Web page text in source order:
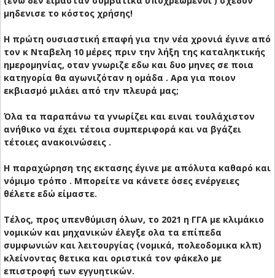
μηδενισε το κόστος χρήσης!
Η πρώτη ουσιαστική επαφή για την νέα χρονιά έγινε από
τον κ Νταβελη 10 μέρες πριν την λήξη της καταληκτικής
ημερομηνίας, οταν γνωριζε εδω και δυο μηνες σε ποια
κατηγορία θα αγωνιζόταν η ομάδα . Αρα για ποιον
εκβιασμό μιλάει από την πλευρά μας;
Όλα τα παραπάνω τα γνωρίζει και ειναι τουλάχιστον
ανήθικο να έχει τέτοια συμπεριφορά και να βγάζει
τέτοιες ανακοινώσεις .
Η παραχώρηση της εκτασης έγινε με απόλυτα καθαρό και
νόμιμο τρόπο . Μπορείτε να κάνετε όσες ενέργειες
θέλετε εδώ είμαστε.
Τέλος, προς υπενθύμιση όλων, το 2021 η ΓΓΑ με κλιμάκιο
νομικών και μηχανικών έλεγξε ολα τα επίπεδα
συμφωνιών και λειτουργίας (νομικά, πολεοδομικα κλπ)
κλείνοντας θετικα και οριστικά τον φάκελο με
επιστροφή των εγγυητικών.